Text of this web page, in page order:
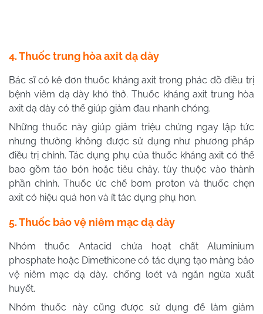
4. Thuốc trung hòa axit dạ dày
Bác sĩ có kê đơn thuốc kháng axit trong phác đồ điều trị
bệnh viêm dạ dày khó thở. Thuốc kháng axit trung hòa
axit dạ dày có thể giúp giảm đau nhanh chóng.
Những thuốc này giúp giảm triệu chứng ngay lập tức
nhưng thường không được sử dụng như phương pháp
điều trị chính. Tác dụng phụ của thuốc kháng axit có thể
bao gồm táo bón hoặc tiêu chảy, tùy thuộc vào thành
phần chính. Thuốc ức chế bơm proton và thuốc chẹn
axit có hiệu quả hơn và ít tác dụng phụ hơn.
5. Thuốc bảo vệ niêm mạc dạ dày
Nhóm thuốc Antacid chứa hoạt chất Aluminium
phosphate hoặc Dimethicone có tác dụng tạo màng bảo
vệ niêm mạc dạ dày, chống loét và ngăn ngừa xuất
huyết.
Nhóm thuốc này cũng được sử dụng để làm giảm